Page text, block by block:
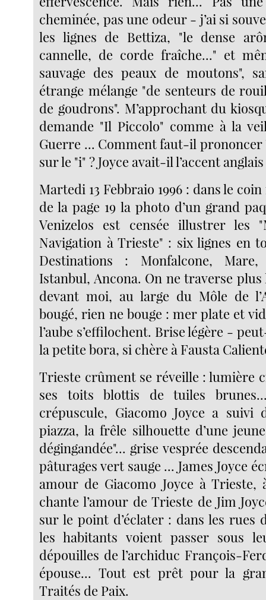
cheminée, pas une odeur - j’ai si
les lignes de Bettiza, "le dense
cannelle, de corde fraîche..." et
sauvage des peaux de moutons",
étrange mélange "de senteurs de
de goudrons". M’approchant du
demande "Il Piccolo" comme à la
Guerre ... Comment faut-il prononcer
sur le "i" ? Joyce avait-il l’accent anglais
Martedi 13 Febbraio 1996 : dans le
de la page 19 la photo d’un grand
Venizelos est censée illustrer les
Navigation à Trieste" : six lignes en
Destinations : Monfalcone,
Istanbul, Ancona. On ne traverse plus
devant moi, au large du Môle de
bougé, rien ne bouge : mer plate et
l’aube s’effilochent. Brise légère -
la petite bora, si chère à Fausta
Trieste crûment se réveille : lumière
ses toits blottis de tuiles
crépuscule, Giacomo Joyce a suivi
piazza, la frêle silhouette d’une
dégingandée"... grise vesprée
pâturages vert sauge ... James Joyce
amour de Giacomo Joyce à Trieste,
chante l’amour de Trieste de Jim
sur le point d’éclater : dans les rues
les habitants voient passer sous
dépouilles de l’archiduc François-
épouse... Tout est prêt pour la
Traités de Paix.